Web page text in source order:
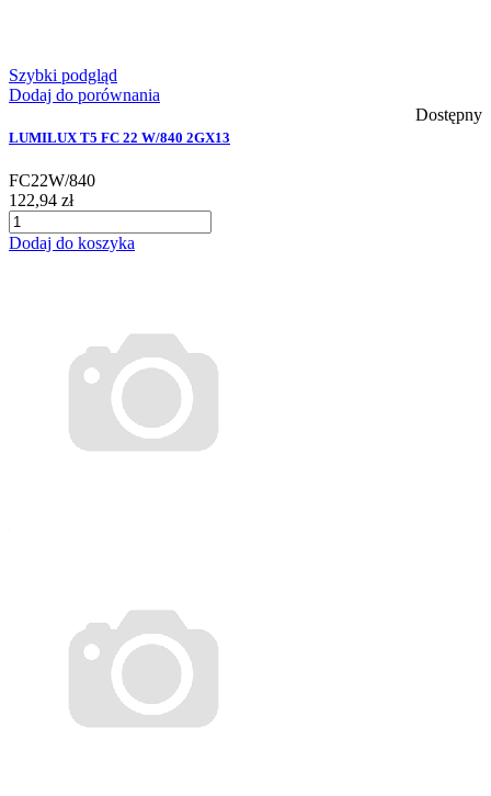
Szybki podgląd
Dodaj do porównania
Dostępny
LUMILUX T5 FC 22 W/840 2GX13
FC22W/840
122,94 zł
Dodaj do koszyka